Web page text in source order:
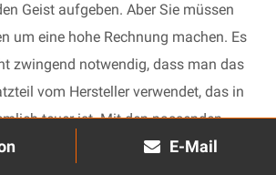
E-Mail
Geist aufgeben. Aber Sie müssen
um eine hohe Rechnung machen. Es
zwingend notwendig, dass man das
vom Hersteller verwendet, das in
teuer ist. Mit den passenden
jedes gebrauchte Getriebe schnell